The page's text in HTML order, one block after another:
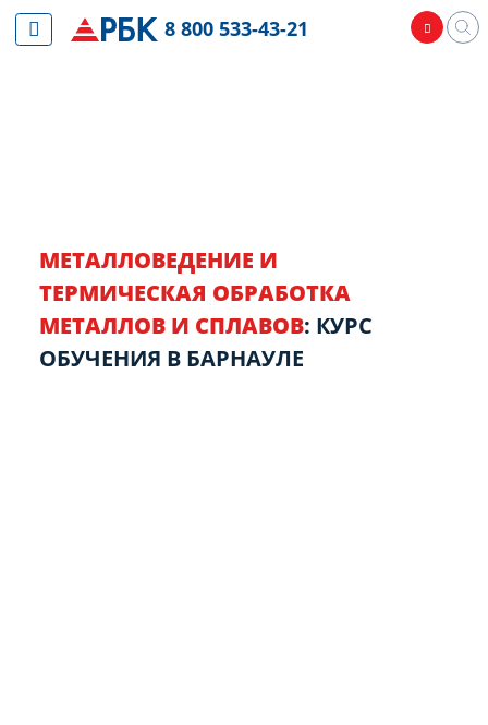
МЕТАЛЛОВЕДЕНИЕ И
ТЕРМИЧЕСКАЯ ОБРАБОТКА
МЕТАЛЛОВ И СПЛАВОВ: КУРС
ОБУЧЕНИЯ В БАРНАУЛЕ
8 800 533-43-21